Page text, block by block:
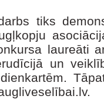
tiks
laureāti
un